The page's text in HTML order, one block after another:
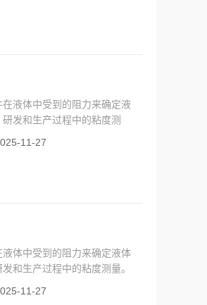
液体中受到的阻力来确定液
发和生产过程中的粘度测
11-27
体中受到的阻力来确定液体
和生产过程中的粘度测量。
11-27